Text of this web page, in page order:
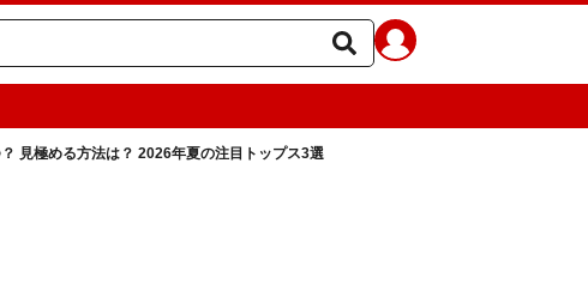
見極める方法は？ 2026年夏の注目トップス3選